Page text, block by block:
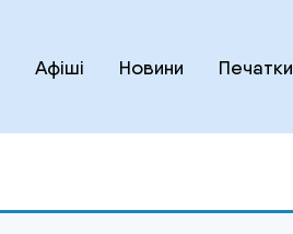
Афіші Новини Печатки